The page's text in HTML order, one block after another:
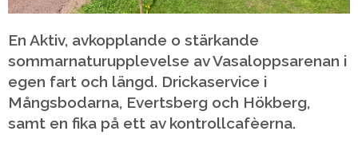
En Aktiv, avkopplande o stärkande
sommarnaturupplevelse av Vasaloppsarenan i
egen fart och längd. Drickaservice i
Mångsbodarna, Evertsberg och Hökberg,
samt en fika på ett av kontrollcafèerna.